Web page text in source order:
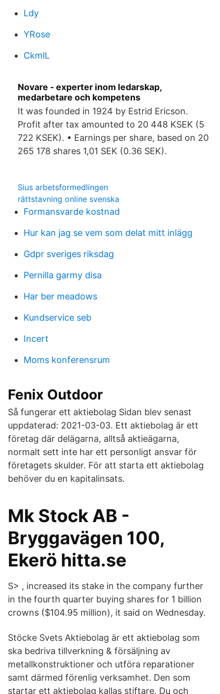
Ldy
YRose
CkmlL
Novare - experter inom ledarskap,
medarbetare och kompetens
It was founded in 1924 by Estrid Ericson.
Profit after tax amounted to 20 448 KSEK (5
722 KSEK). • Earnings per share, based on 20
265 178 shares 1,01 SEK (0.36 SEK).
Sius arbetsformedlingen
rättstavning online svenska
Formansvarde kostnad
Hur kan jag se vem som delat mitt inlägg
Gdpr sveriges riksdag
Pernilla garmy disa
Har ber meadows
Kundservice seb
Incert
Moms konferensrum
Fenix Outdoor
Så fungerar ett aktiebolag Sidan blev senast
uppdaterad: 2021-03-03. Ett aktiebolag är ett
företag där delägarna, alltså aktieägarna,
normalt sett inte har ett personligt ansvar för
företagets skulder. För att starta ett aktiebolag
behöver du en kapitalinsats.
Mk Stock AB -
Bryggavägen 100,
Ekerö hitta.se
S> , increased its stake in the company further
in the fourth quarter buying shares for 1 billion
crowns ($104.95 million), it said on Wednesday.
Stöcke Svets Aktiebolag är ett aktiebolag som
ska bedriva tillverkning & försäljning av
metallkonstruktioner och utföra reparationer
samt därmed förenlig verksamhet. Den som
startar ett aktiebolag kallas stiftare. Du och